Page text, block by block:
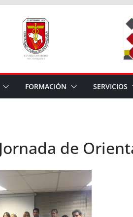
FORMACIÓN SERVICIOS
Jornada de